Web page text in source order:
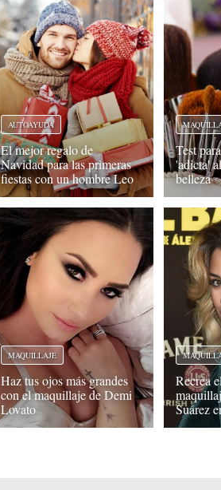
AUTOAYUDA
El mejor regalo de
Navidad para las primeras
fiestas con un hombre Leo
Test
'adicta'
belleza
MAQUILLAJE
Haz tus ojos más grandes
con el maquillaje de Demi
Lovato
Recrea
Suárez